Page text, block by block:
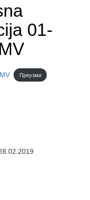
01-
Преузми